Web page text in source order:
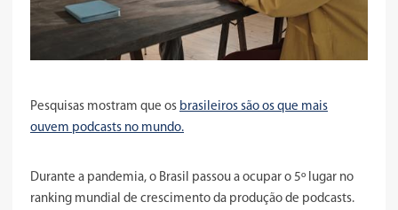
Pesquisas mostram que os brasileiros são os que mais
ouvem podcasts no mundo.
Durante a pandemia, o Brasil passou a ocupar o 5º lugar no
ranking mundial de crescimento da produção de podcasts.